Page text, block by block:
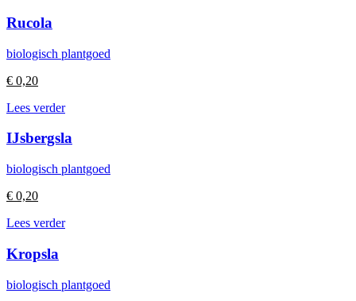
Rucola
biologisch plantgoed
€ 0,20
Lees verder
IJsbergsla
biologisch plantgoed
€ 0,20
Lees verder
Kropsla
biologisch plantgoed